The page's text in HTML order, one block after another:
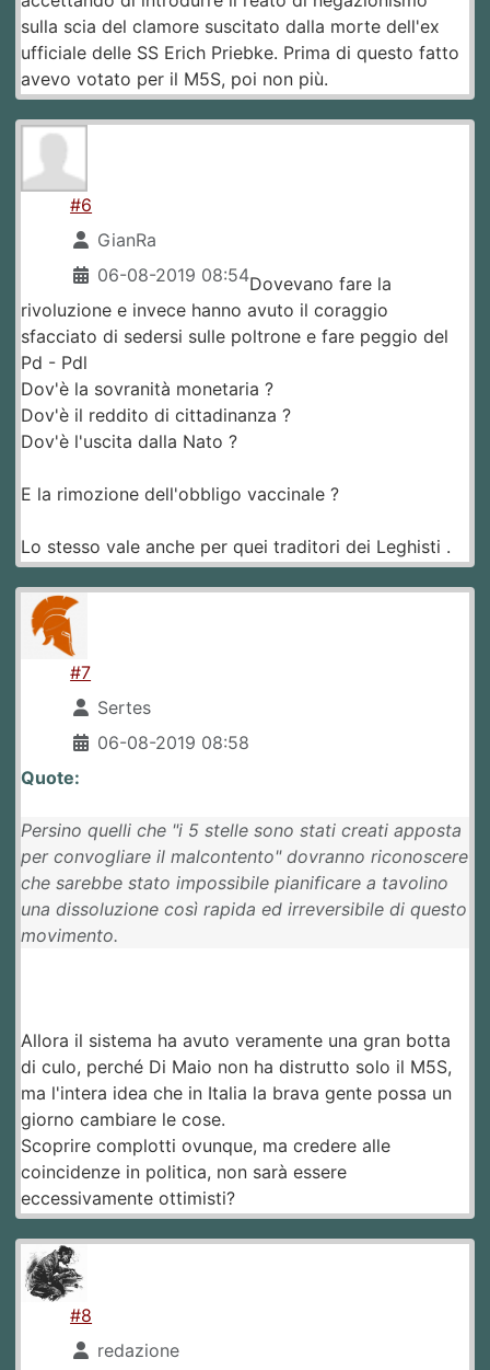
sulla scia del clamore suscitato dalla morte dell'ex
ufficiale delle SS Erich Priebke. Prima di questo fatto
avevo votato per il M5S, poi non più.
#6
GianRa
06-08-2019 08:54Dovevano fare la
rivoluzione e invece hanno avuto il coraggio
sfacciato di sedersi sulle poltrone e fare peggio del
Pd - Pdl
Dov'è la sovranità monetaria ?
Dov'è il reddito di cittadinanza ?
Dov'è l'uscita dalla Nato ?
E la rimozione dell'obbligo vaccinale ?
Lo stesso vale anche per quei traditori dei Leghisti .
#7
Sertes
06-08-2019 08:58
Quote:
Persino quelli che "i 5 stelle sono stati creati apposta
per convogliare il malcontento" dovranno riconoscere
che sarebbe stato impossibile pianificare a tavolino
una dissoluzione così rapida ed irreversibile di questo
movimento.
Allora il sistema ha avuto veramente una gran botta
di culo, perché Di Maio non ha distrutto solo il M5S,
ma l'intera idea che in Italia la brava gente possa un
giorno cambiare le cose.
Scoprire complotti ovunque, ma credere alle
coincidenze in politica, non sarà essere
eccessivamente ottimisti?
#8
redazione